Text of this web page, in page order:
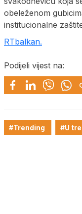
obeleženom
institucionalne
RTbalkan.
Podijeli vijest na:
#Trending #U